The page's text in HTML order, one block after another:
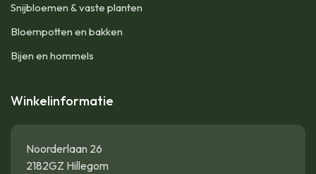
Snijbloemen & vaste planten
Bloempotten en bakken
Bijen en hommels
Winkelinformatie
Noorderlaan 26
2182GZ Hillegom